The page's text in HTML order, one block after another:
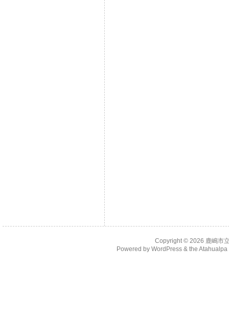
Copyright © 2026 鹿嶋市
Powered by WordPress& the Atahualpa